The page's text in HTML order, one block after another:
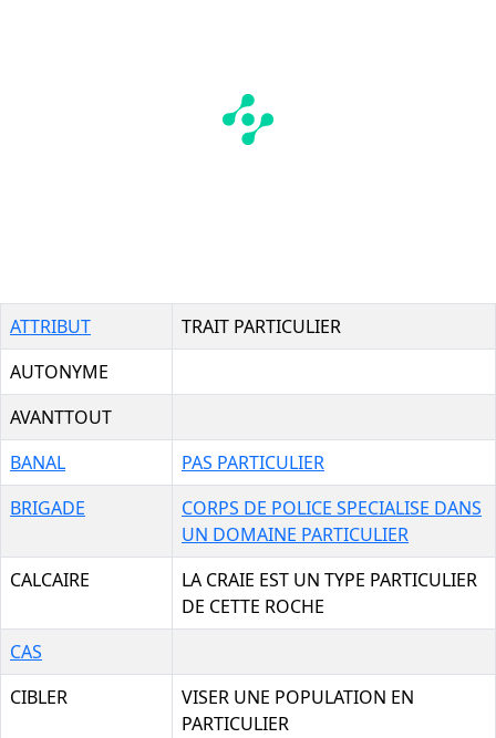
ATTRIBUT
TRAIT PARTICULIER
AUTONYME
AVANTTOUT
BANAL
PAS PARTICULIER
BRIGADE
CORPS DE POLICE SPECIALISE DANS
UN DOMAINE PARTICULIER
CALCAIRE
LA CRAIE EST UN TYPE PARTICULIER
DE CETTE ROCHE
CAS
CIBLER
VISER UNE POPULATION EN
PARTICULIER